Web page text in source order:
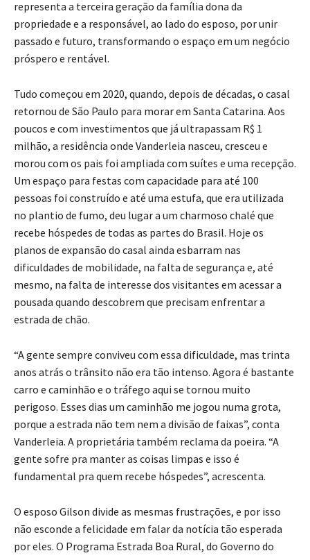
representa a terceira geração da família dona da
propriedade e a responsável, ao lado do esposo, por unir
passado e futuro, transformando o espaço em um negócio
próspero e rentável.
Tudo começou em 2020, quando, depois de décadas, o casal
retornou de São Paulo para morar em Santa Catarina. Aos
poucos e com investimentos que já ultrapassam R$ 1
milhão, a residência onde Vanderleia nasceu, cresceu e
morou com os pais foi ampliada com suítes e uma recepção.
Um espaço para festas com capacidade para até 100
pessoas foi construído e até uma estufa, que era utilizada
no plantio de fumo, deu lugar a um charmoso chalé que
recebe hóspedes de todas as partes do Brasil. Hoje os
planos de expansão do casal ainda esbarram nas
dificuldades de mobilidade, na falta de segurança e, até
mesmo, na falta de interesse dos visitantes em acessar a
pousada quando descobrem que precisam enfrentar a
estrada de chão.
“A gente sempre conviveu com essa dificuldade, mas trinta
anos atrás o trânsito não era tão intenso. Agora é bastante
carro e caminhão e o tráfego aqui se tornou muito
perigoso. Esses dias um caminhão me jogou numa grota,
porque a estrada não tem nem a divisão de faixas”, conta
Vanderleia. A proprietária também reclama da poeira. “A
gente sofre pra manter as coisas limpas e isso é
fundamental pra quem recebe hóspedes”, acrescenta.
O esposo Gilson divide as mesmas frustrações, e por isso
não esconde a felicidade em falar da notícia tão esperada
por eles. O Programa Estrada Boa Rural, do Governo do